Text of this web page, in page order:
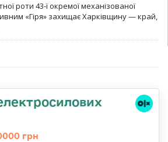
роти 43-ї окремої механізованої
«Гіря» захищає Харківщину — край,
грн